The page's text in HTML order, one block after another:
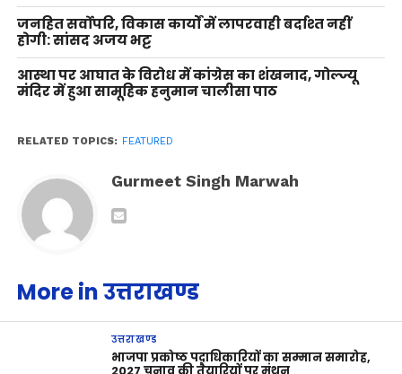
जनहित सर्वोपरि, विकास कार्यों में लापरवाही बर्दाश्त नहीं
होगी: सांसद अजय भट्ट
आस्था पर आघात के विरोध में कांग्रेस का शंखनाद, गोल्ज्यू
मंदिर में हुआ सामूहिक हनुमान चालीसा पाठ
RELATED TOPICS: FEATURED
Gurmeet Singh Marwah
More in उत्तराखण्ड
उत्तराखण्ड
भाजपा प्रकोष्ठ पदाधिकारियों का सम्मान समारोह,